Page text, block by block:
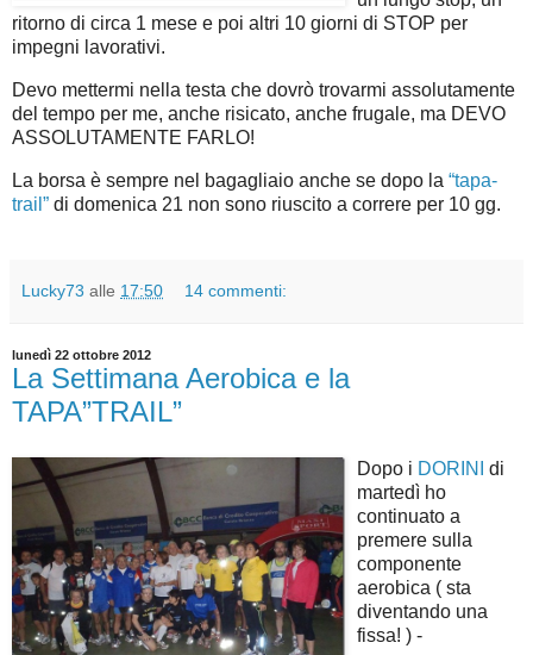
ritorno di circa 1 mese e poi altri 10 giorni di STOP per
impegni lavorativi.
Devo mettermi nella testa che dovrò trovarmi assolutamente
del tempo per me, anche risicato, anche frugale, ma DEVO
ASSOLUTAMENTE FARLO!
La borsa è sempre nel bagagliaio anche se dopo la “tapa-
trail” di domenica 21 non sono riuscito a correre per 10 gg.
Lucky73 alle 17:50 14 commenti:
lunedì 22 ottobre 2012
La Settimana Aerobica e la
TAPA”TRAIL”
Dopo i DORINI
di
martedì ho
continuato a
premere sulla
componente
aerobica ( sta
diventando una
fissa! ) -